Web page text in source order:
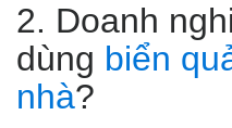
2. Doanh
dùng biển
nhà?